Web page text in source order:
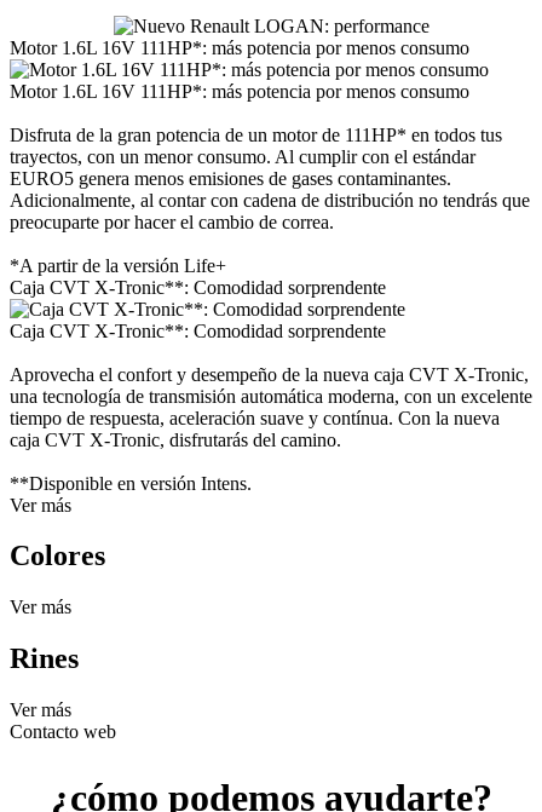
Motor 1.6L 16V 111HP*: más potencia por menos consumo
Motor 1.6L 16V 111HP*: más potencia por menos consumo
Disfruta de la gran potencia de un motor de 111HP* en todos tus
trayectos, con un menor consumo. Al cumplir con el estándar
EURO5 genera menos emisiones de gases contaminantes.
Adicionalmente, al contar con cadena de distribución no tendrás que
preocuparte por hacer el cambio de correa.
*A partir de la versión Life+
Caja CVT X-Tronic**: Comodidad sorprendente
Caja CVT X-Tronic**: Comodidad sorprendente
Aprovecha el confort y desempeño de la nueva caja CVT X-Tronic,
una tecnología de transmisión automática moderna, con un excelente
tiempo de respuesta, aceleración suave y contínua. Con la nueva
caja CVT X-Tronic, disfrutarás del camino.
**Disponible en versión Intens.
Ver más
Colores
Ver más
Rines
Ver más
Contacto web
¿cómo podemos ayudarte?